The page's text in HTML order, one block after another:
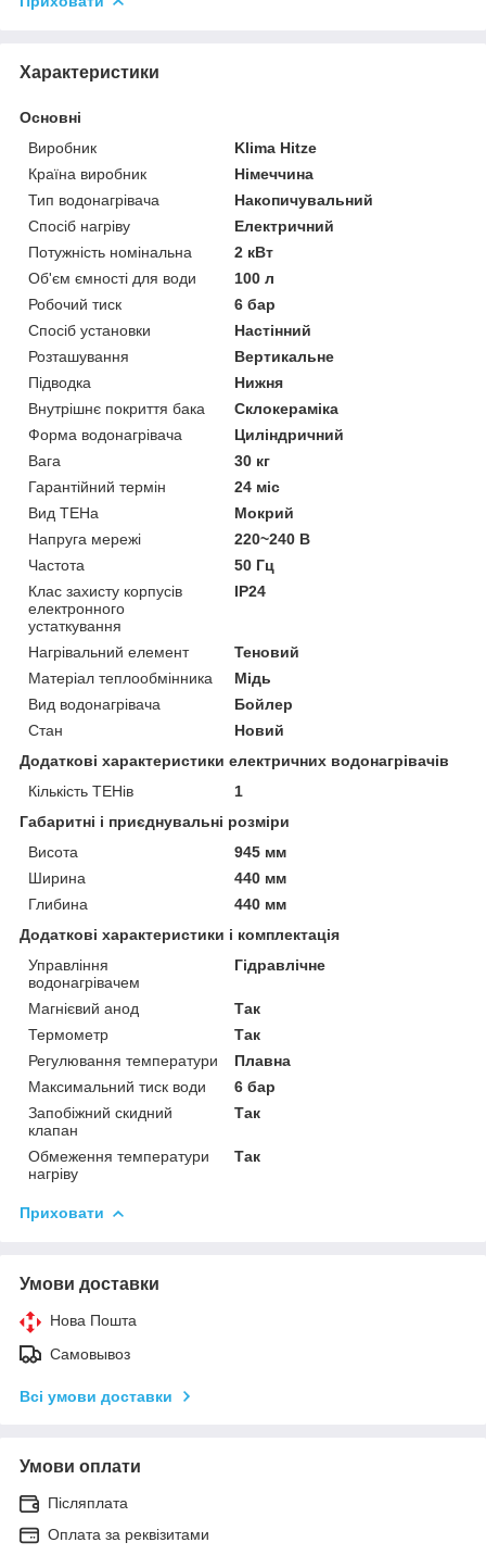
Характеристики
Основні
Виробник
Klima Hitze
Країна виробник
Німеччина
Тип водонагрівача
Накопичувальний
Спосіб нагріву
Електричний
Потужність номінальна
2 кВт
Об'єм ємності для води
100 л
Робочий тиск
6 бар
Спосіб установки
Настінний
Розташування
Вертикальне
Підводка
Нижня
Внутрішнє покриття бака
Склокераміка
Форма водонагрівача
Циліндричний
Вага
30 кг
Гарантійний термін
24 міс
Вид ТЕНа
Мокрий
Напруга мережі
220~240 В
Частота
50 Гц
Клас захисту корпусів
електронного
устаткування
IP24
Нагрівальний елемент
Теновий
Матеріал теплообмінника
Мідь
Вид водонагрівача
Бойлер
Стан
Новий
Додаткові характеристики електричних водонагрівачів
Кількість ТЕНів
1
Габаритні і приєднувальні розміри
Висота
945 мм
Ширина
440 мм
Глибина
440 мм
Додаткові характеристики і комплектація
Управління
водонагрівачем
Гідравлічне
Магнієвий анод
Так
Термометр
Так
Регулювання температури
Плавна
Максимальний тиск води
6 бар
Запобіжний скидний
клапан
Так
Обмеження температури
нагріву
Так
Приховати
Умови доставки
Нова Пошта
Самовывоз
Всі умови доставки
Умови оплати
Післяплата
Оплата за реквізитами